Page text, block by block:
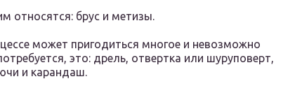
относятся: брус и метизы.
может пригодиться многое и невозможно
это: дрель, отвертка или шуруповерт,
и карандаш.